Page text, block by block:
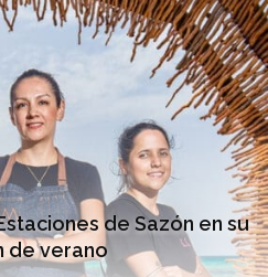
de Sazón en su
de verano